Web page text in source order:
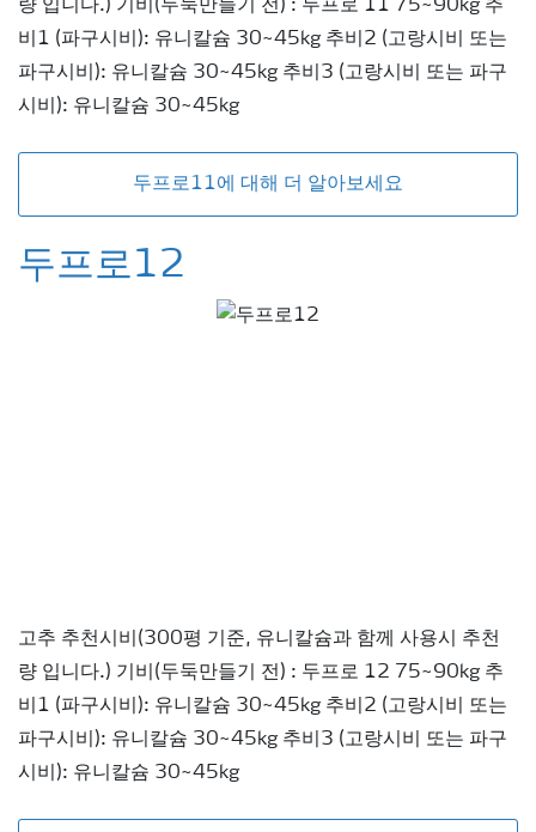
량 입니다.) 기비(두둑만들기 전) : 두프로 11 75~90kg 추
비1 (파구시비): 유니칼슘 30~45kg 추비2 (고랑시비 또는
파구시비): 유니칼슘 30~45kg 추비3 (고랑시비 또는 파구
시비): 유니칼슘 30~45kg
두프로11에 대해 더 알아보세요
두프로12
고추 추천시비(300평 기준, 유니칼슘과 함께 사용시 추천
량 입니다.) 기비(두둑만들기 전) : 두프로 12 75~90kg 추
비1 (파구시비): 유니칼슘 30~45kg 추비2 (고랑시비 또는
파구시비): 유니칼슘 30~45kg 추비3 (고랑시비 또는 파구
시비): 유니칼슘 30~45kg